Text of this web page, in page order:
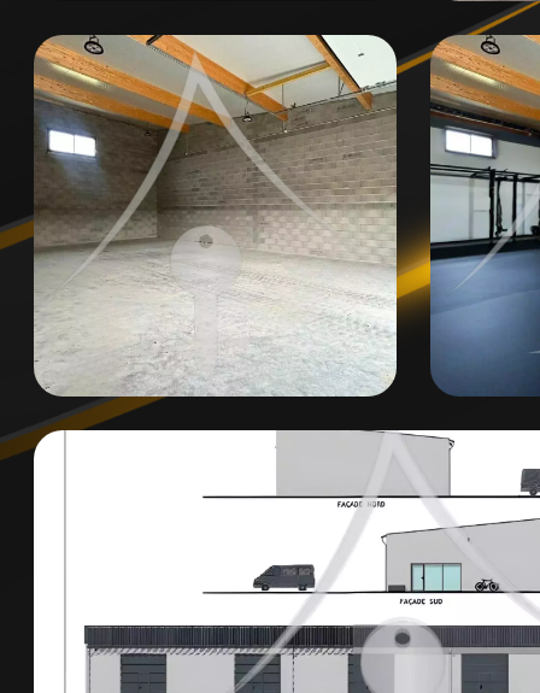
Surface totale : 150m² (100m² + 50m²
Type de bien : Entrepôt / Local d'activité
Disponibilité : Immédiate
Parking : Inclus
Charges : À définir
🎯 Pourquoi choisir cet entrepôt ?
Développez votre activité dans des conditions
Ce local professionnel combine :
🏆 Emplacement premium dans une zone
💪 Modularité grâce à la mezzanine
🔒 Sécurité renforcée avec parcelle privée
💼 Rapport qualité-prix exceptionnel pour la
Ne laissez pas passer cette opportunité rare